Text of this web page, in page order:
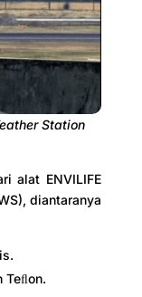
Station
alat ENVILIFE
diantaranya
Teﬂon.